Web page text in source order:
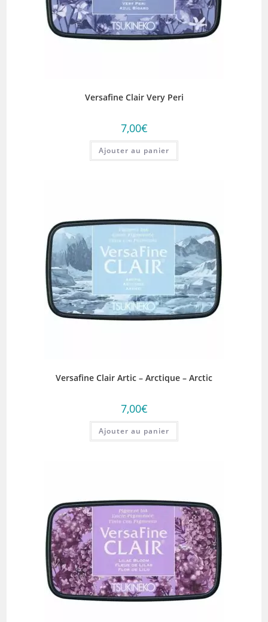
Versafine Clair Very Peri
7,00€
Ajouter au panier
Versafine Clair Artic – Arctique – Arctic
7,00€
Ajouter au panier